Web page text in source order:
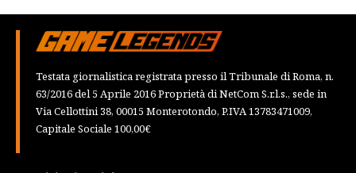
Testata giornalistica registrata presso il Tribunale di Roma, n.
63/2016 del 5 Aprile 2016 Proprietà di NetCom S.r.l.s., sede in
Via Cellottini 38, 00015 Monterotondo, P.IVA 13783471009,
Capitale Sociale 100,00€